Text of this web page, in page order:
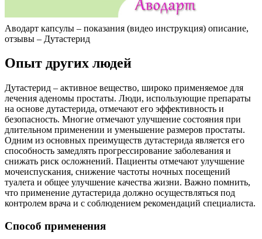
Аводарт капсулы – показания (видео инструкция) описание,
отзывы – Дутастерид
Опыт других людей
Дутастерид – активное вещество, широко применяемое для
лечения аденомы простаты. Люди, использующие препараты
на основе дутастерида, отмечают его эффективность и
безопасность. Многие отмечают улучшение состояния при
длительном применении и уменьшение размеров простаты.
Одним из основных преимуществ дутастерида является его
способность замедлять прогрессирование заболевания и
снижать риск осложнений. Пациенты отмечают улучшение
мочеиспускания, снижение частоты ночных посещений
туалета и общее улучшение качества жизни. Важно помнить,
что применение дутастерида должно осуществляться под
контролем врача и с соблюдением рекомендаций специалиста.
Способ применения